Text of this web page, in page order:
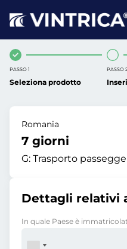
PASSO 1
Seleziona prodotto
PASSO
Romania
7 giorni
G: Trasporto
Dettagli relativi
In quale Paese è